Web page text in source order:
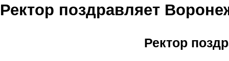
Ректор поздравляет
Ректор